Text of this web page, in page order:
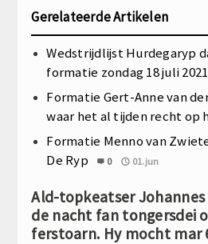
Gerelateerde Artikelen
Wedstrijdlijst Hurdegaryp
formatie zondag 18 juli 2021
Formatie Gert-Anne van
waar het al tijden recht op
Formatie Menno van
De Ryp
0 01.jun
Ald-topkeatser Johannes
de nacht fan tongersdei
ferstoarn. Hy mocht mar